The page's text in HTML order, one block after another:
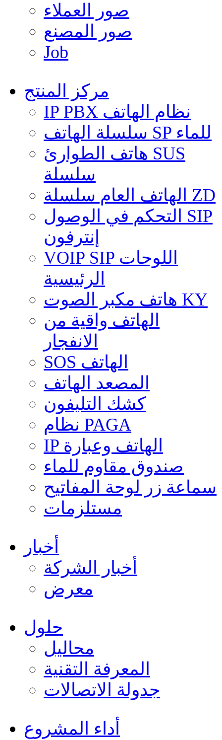
صور العملاء
صور المصنع
Job
مركز المنتج
IP PBX نظام الهاتف
سلسلة الهاتف SP للماء
هاتف الطوارئ SUS
سلسلة
الهاتف العام سلسلة ZD
التحكم في الوصول SIP
إنترفون
VOIP SIP اللوحات
الرئيسية
هاتف مكبر الصوت KY
الهاتف واقية من
الانفجار
SOS الهاتف
المصعد الهاتف
كشك التليفون
نظام PAGA
IP الهاتف وعبارة
صندوق مقاوم للماء
سماعة زر لوحة المفاتيح
مستلزمات
أخبار
أخبار الشركة
معرض
حلول
محاليل
المعرفة التقنية
جدولة الاتصالات
أداء المشروع